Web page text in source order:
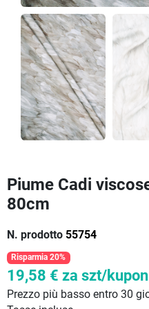
Piume Cadi
80cm
N. prodotto 55754
Risparmia 20%
19,58 € za szt/kupon
Prezzo più basso entro 30